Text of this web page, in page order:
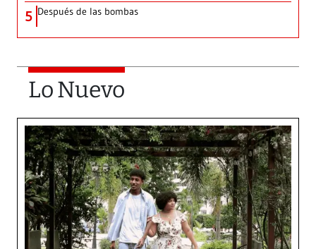
5 Después de las bombas
Lo Nuevo